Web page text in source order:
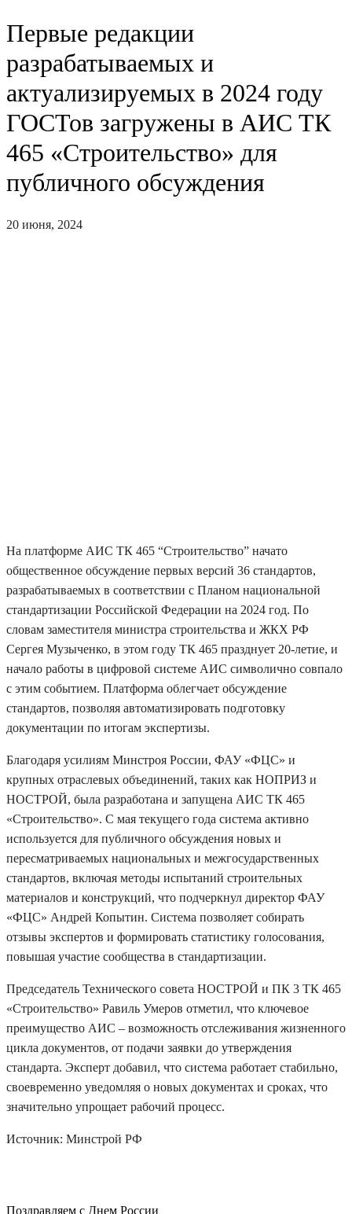
Первые редакции
разрабатываемых и
актуализируемых в 2024 году
ГОСТов загружены в АИС ТК
465 «Строительство» для
публичного обсуждения
20 июня, 2024
На платформе АИС ТК 465 “Строительство” начато
общественное обсуждение первых версий 36 стандартов,
разрабатываемых в соответствии с Планом национальной
стандартизации Российской Федерации на 2024 год. По
словам заместителя министра строительства и ЖКХ РФ
Сергея Музыченко, в этом году ТК 465 празднует 20-летие, и
начало работы в цифровой системе АИС символично совпало
с этим событием. Платформа облегчает обсуждение
стандартов, позволяя автоматизировать подготовку
документации по итогам экспертизы.
Благодаря усилиям Минстроя России, ФАУ «ФЦС» и
крупных отраслевых объединений, таких как НОПРИЗ и
НОСТРОЙ, была разработана и запущена АИС ТК 465
«Строительство». С мая текущего года система активно
используется для публичного обсуждения новых и
пересматриваемых национальных и межгосударственных
стандартов, включая методы испытаний строительных
материалов и конструкций, что подчеркнул директор ФАУ
«ФЦС» Андрей Копытин. Система позволяет собирать
отзывы экспертов и формировать статистику голосования,
повышая участие сообщества в стандартизации.
Председатель Технического совета НОСТРОЙ и ПК 3 ТК 465
«Строительство» Равиль Умеров отметил, что ключевое
преимущество АИС – возможность отслеживания жизненного
цикла документов, от подачи заявки до утверждения
стандарта. Эксперт добавил, что система работает стабильно,
своевременно уведомляя о новых документах и сроках, что
значительно упрощает рабочий процесс.
Источник: Минстрой РФ
Поздравляем с Днем России